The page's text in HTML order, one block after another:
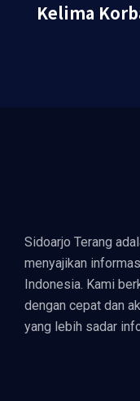
Kelima
Sidoarjo Terang
menyajikan
Indonesia. Kami
dengan cepat dan
yang lebih sadar